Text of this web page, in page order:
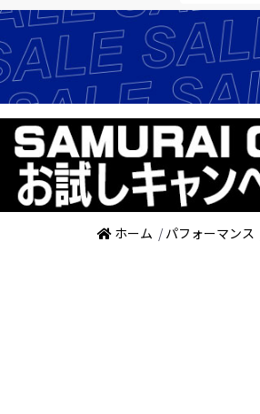
ホーム / パフォーマンス